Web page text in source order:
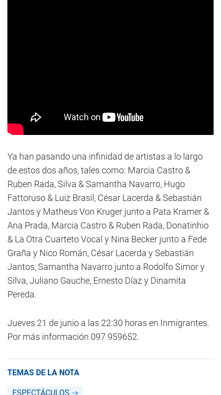
Ya han pasando una infinidad de artistas a lo largo
de estos dos años, tales como: Marcia Castro &
Ruben Rada, Silva & Samantha Navarro, Hugo
Fattoruso & Luiz Brasil, César Lacerda & Sebastián
Jantos y Matheus Von Kruger junto a Pata Kramer &
Ana Prada, Marcia Castro & Ruben Rada, Donatinhio
& La Otra Cuarteto Vocal y Nina Becker junto a Fede
Graña y Nico Román, César Lacerda y Sebastián
Jantos, Samantha Navarro junto a Rodolfo Simor y
Silva, Juliano Gauche, Ernesto Díaz y Dinamita
Pereda.
Jueves 21 de junio a las 22:30 horas en Inmigrantes.
Por más información 097 959652.
TEMAS DE LA NOTA
ESPECTÁCULOS